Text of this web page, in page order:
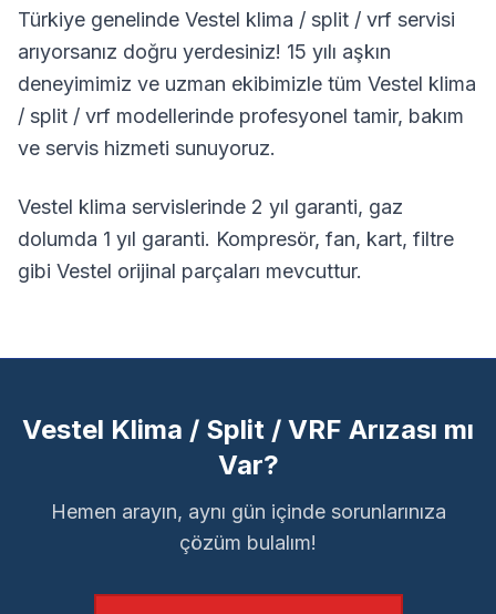
Türkiye genelinde Vestel klima / split / vrf servisi
arıyorsanız doğru yerdesiniz! 15 yılı aşkın
deneyimimiz ve uzman ekibimizle tüm Vestel klima
/ split / vrf modellerinde profesyonel tamir, bakım
ve servis hizmeti sunuyoruz.
Vestel klima servislerinde 2 yıl garanti, gaz
dolumda 1 yıl garanti. Kompresör, fan, kart, filtre
gibi Vestel orijinal parçaları mevcuttur.
Vestel Klima / Split / VRF Arızası mı
Var?
Hemen arayın, aynı gün içinde sorunlarınıza
çözüm bulalım!